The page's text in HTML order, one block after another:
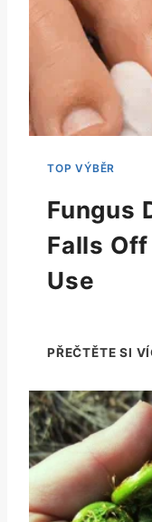
Fungus
Falls
Use